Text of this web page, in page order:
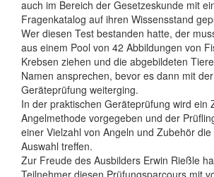
auch im Bereich der Gesetzeskunde mit
Fragenkatalog auf ihren Wissensstand
Wer diesen Test bestanden hatte, der
aus einem Pool von 42 Abbildungen von
Krebsen ziehen und die abgebildeten
Namen ansprechen, bevor es dann mit
Geräteprüfung weiterging.
In der praktischen Geräteprüfung wird ein
Angelmethode vorgegeben und der
einer Vielzahl von Angeln und Zubehör
Auswahl treffen.
Zur Freude des Ausbilders Erwin Rießle